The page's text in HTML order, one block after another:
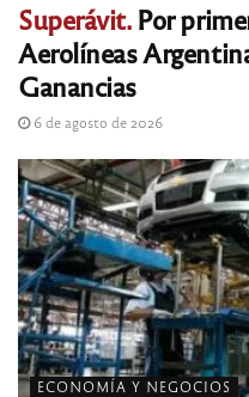
Superávit.Por
Aerolíneas
Ganancias
6 de agosto de 2026
ECONOMÍA Y NEGOCIOS